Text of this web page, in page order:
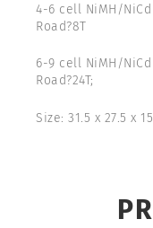
4-6 cell NiMH/
Road?8T
6-9 cell NiMH/
Road?24T;
Size: 31.5 x 27.5 x